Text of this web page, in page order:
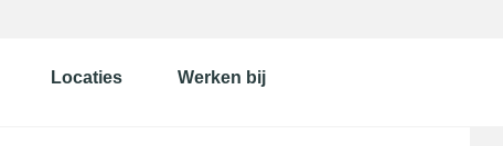
Locaties Werken bij